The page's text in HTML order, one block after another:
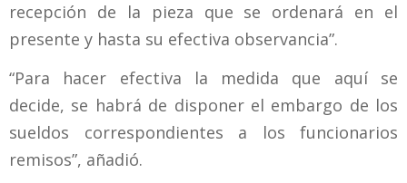
recepción de la pieza que se ordenará en el
presente y hasta su efectiva observancia”.
“Para hacer efectiva la medida que aquí se
decide, se habrá de disponer el embargo de los
sueldos correspondientes a los funcionarios
remisos”, añadió.